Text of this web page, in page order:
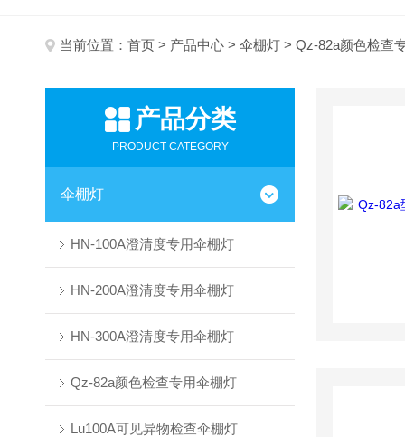
当前位置： 首页 > 产品中心 > 伞棚灯 > Qz-82a颜色检查
产品分类
PRODUCT CATEGORY
伞棚灯
HN-100A澄清度专用伞棚灯
HN-200A澄清度专用伞棚灯
HN-300A澄清度专用伞棚灯
Qz-82a颜色检查专用伞棚灯
Lu100A可见异物检查伞棚灯